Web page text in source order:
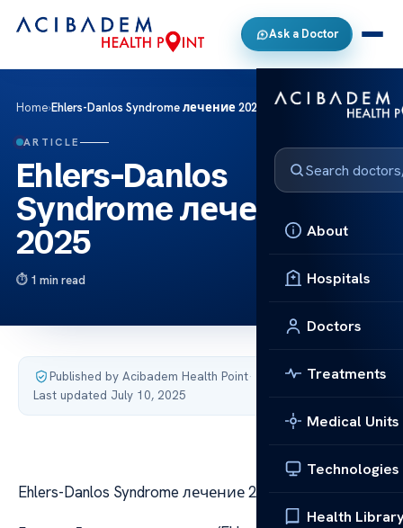
Ask a Doctor
About
Hospitals
Doctors
Treatments
Medical Units
Technologies
Health
Home›Ehlers-Danlos Syndrome лечение 2025
ARTICLE
Ehlers-Danlos
Syndrome лечение
2025
1 min read
Published by Acibadem Health Point·
Last updated July 10, 2025
Ehlers-Danlos Syndrome лечение 2025